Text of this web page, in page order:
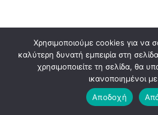
Χρησιμοποιούμε cookies για να
καλύτερη δυνατή εμπειρία στη
χρησιμοποιείτε τη σελίδα, θα
ικανοποιημένοι
Αποδοχή